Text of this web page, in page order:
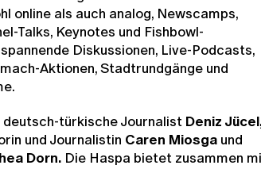
online als auch analog, Newscamps,
Talks, Keynotes und Fishbowl-
Diskussionen, Live-Podcasts,
Aktionen, Stadtrundgänge und
deutsch-türkische JournalistDeniz Jücel,
und Journalistin Caren Miosga und
Dorn. Die Haspa bietet zusammen